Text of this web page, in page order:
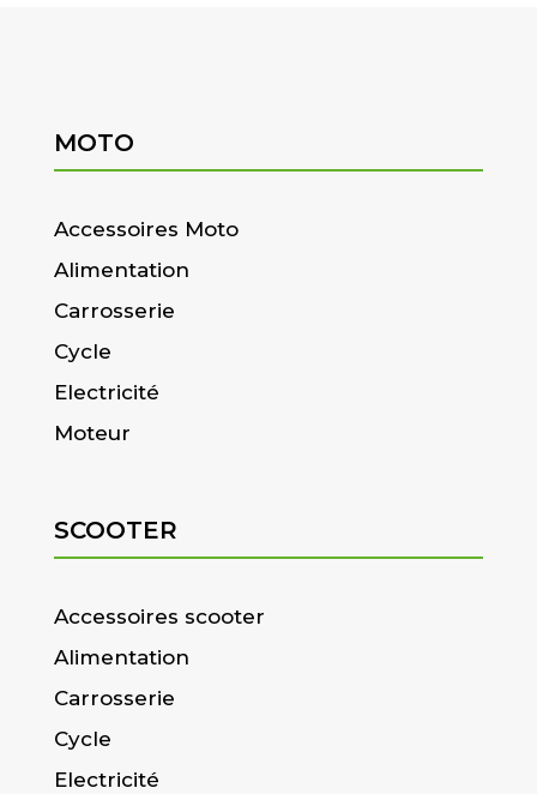
MOTO
Accessoires Moto
Alimentation
Carrosserie
Cycle
Electricité
Moteur
SCOOTER
Accessoires scooter
Alimentation
Carrosserie
Cycle
Electricité